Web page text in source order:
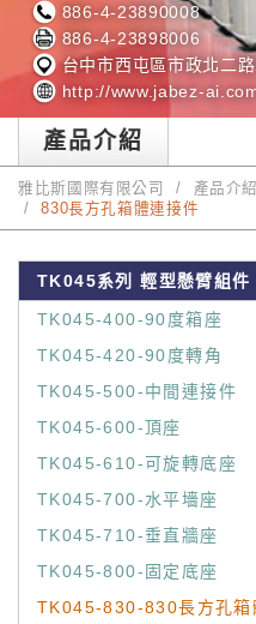
886-4-23890008
886-4-23898006
台中市西屯區市政北二
http://www.jabez-
產品介紹
雅比斯國際有限公司 產品介紹
830長方孔箱體連接件
TK045系列 輕型懸臂組件
TK045-400-90度箱座
TK045-420-90度轉角
TK045-500-中間連接件
TK045-600-頂座
TK045-610-可旋轉底座
TK045-700-水平墻座
TK045-710-垂直牆座
TK045-800-固定底座
TK045-830-830長方孔箱